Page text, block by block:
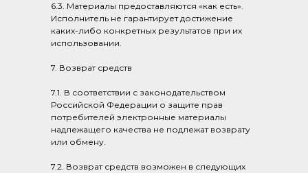
6.3. Материалы предоставляются «как есть».
Исполнитель не гарантирует достижение
каких-либо конкретных результатов при их
использовании.
7. Возврат средств
7.1. В соответствии с законодательством
Российской Федерации о защите прав
потребителей электронные материалы
надлежащего качества не подлежат возврату
или обмену.
7.2. Возврат средств возможен в следующих